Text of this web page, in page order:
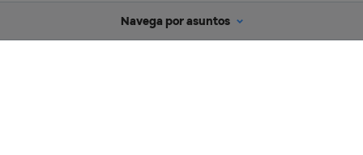
Navega por asuntos